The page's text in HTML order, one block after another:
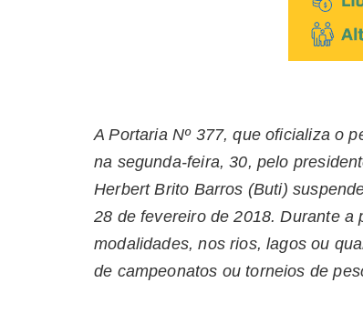
A Portaria Nº 377, que oficializa o
na segunda-feira, 30, pelo
Herbert Brito Barros (Buti)
28 de fevereiro de 2018. Durante
modalidades, nos rios, lagos ou
de campeonatos ou torneios de